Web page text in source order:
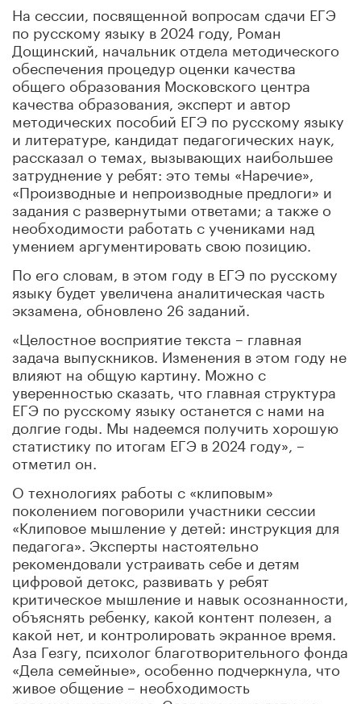
На сессии, посвященной вопросам сдачи ЕГЭ
по русскому языку в 2024 году, Роман
Дощинский, начальник отдела методического
обеспечения процедур оценки качества
общего образования Московского центра
качества образования, эксперт и автор
методических пособий ЕГЭ по русскому языку
и литературе, кандидат педагогических наук,
рассказал о темах, вызывающих наибольшее
затруднение у ребят: это темы «Наречие»,
«Производные и непроизводные предлоги» и
задания с развернутыми ответами; а также о
необходимости работать с учениками над
умением аргументировать свою позицию.
По его словам, в этом году в ЕГЭ по русскому
языку будет увеличена аналитическая часть
экзамена, обновлено 26 заданий.
«Целостное восприятие текста – главная
задача выпускников. Изменения в этом году не
влияют на общую картину. Можно с
уверенностью сказать, что главная структура
ЕГЭ по русскому языку останется с нами на
долгие годы. Мы надеемся получить хорошую
статистику по итогам ЕГЭ в 2024 году», –
отметил он.
О технологиях работы с «клиповым»
поколением поговорили участники сессии
«Клиповое мышление у детей: инструкция для
педагога». Эксперты настоятельно
рекомендовали устраивать себе и детям
цифровой детокс, развивать у ребят
критическое мышление и навык осознанности,
объяснять ребенку, какой контент полезен, а
какой нет, и контролировать экранное время.
Аза Гезгу, психолог благотворительного фонда
«Дела семейные», особенно подчеркнула, что
живое общение – необходимость